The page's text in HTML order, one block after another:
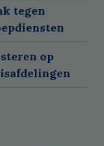
tegen
op